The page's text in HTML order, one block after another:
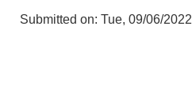
Submitted on: Tue, 09/06/